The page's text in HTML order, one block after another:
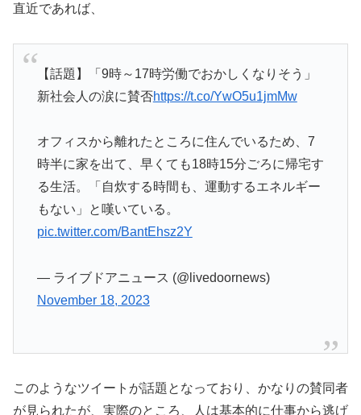
直近であれば、
【話題】「9時～17時労働でおかしくなりそう」
新社会人の涙に賛否https://t.co/YwO5u1jmMw
オフィスから離れたところに住んでいるため、7
時半に家を出て、早くても18時15分ごろに帰宅す
る生活。「自炊する時間も、運動するエネルギー
もない」と嘆いている。
pic.twitter.com/BantEhsz2Y
— ライブドアニュース (@livedoornews)
November 18, 2023
このようなツイートが話題となっており、かなりの賛同者
が見られたが、実際のところ、人は基本的に仕事から逃げ